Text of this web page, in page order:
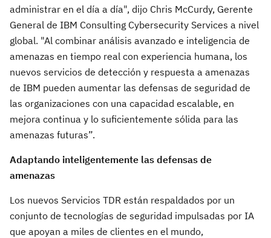
administrar en el día a día", dijo Chris McCurdy, Gerente
General de IBM Consulting Cybersecurity Services a nivel
global. "Al combinar análisis avanzado e inteligencia de
amenazas en tiempo real con experiencia humana, los
nuevos servicios de detección y respuesta a amenazas
de IBM pueden aumentar las defensas de seguridad de
las organizaciones con una capacidad escalable, en
mejora continua y lo suficientemente sólida para las
amenazas futuras”.
Adaptando inteligentemente las defensas de
amenazas
Los nuevos Servicios TDR están respaldados por un
conjunto de tecnologías de seguridad impulsadas por IA
que apoyan a miles de clientes en el mundo,